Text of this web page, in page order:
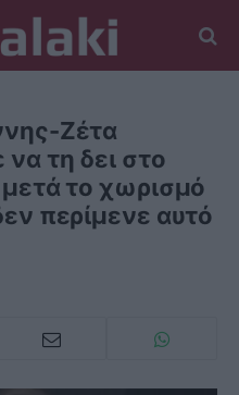
Ζέτα
τη δει στο
το χωρισμό
περίμενε αυτό